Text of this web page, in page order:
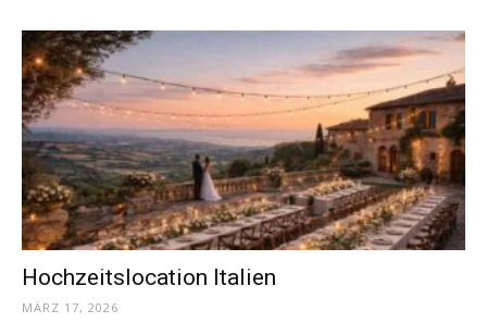
Hochzeit
Hochzeitslocation Italien
MÄRZ 17, 2026